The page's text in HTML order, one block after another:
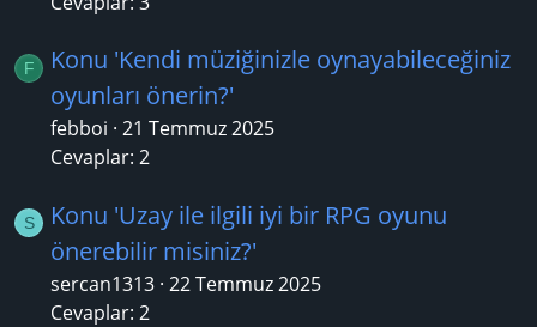
F
Konu 'Kendi müziğinizle oynayabileceğiniz
oyunları önerin?'
febboi 21 Temmuz 2025
Cevaplar: 2
S
Konu 'Uzay ile ilgili iyi bir RPG oyunu
önerebilir misiniz?'
sercan1313 22 Temmuz 2025
Cevaplar: 2